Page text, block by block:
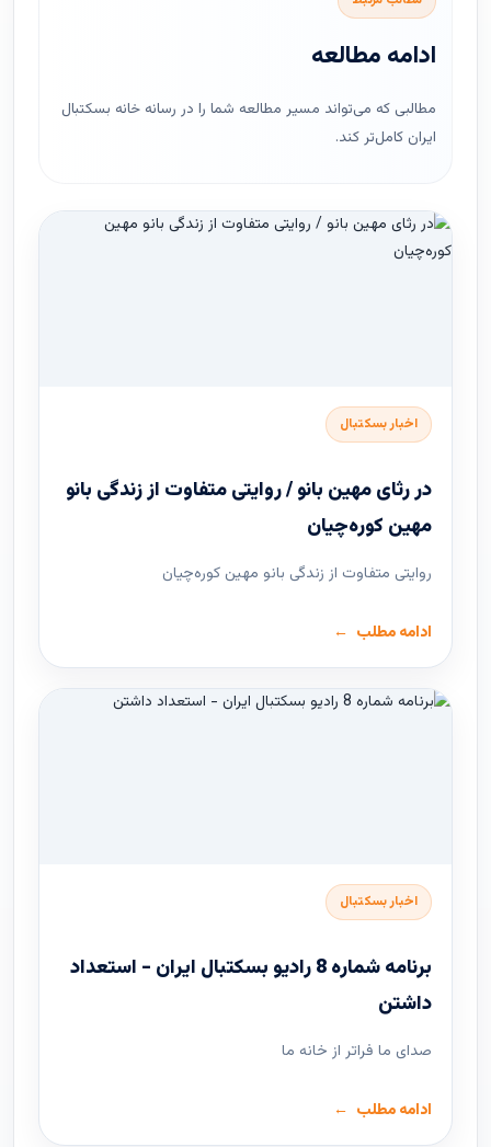
ادامه مطالعه
مطالبی که می‌تواند مسیر مطالعه شما را در رسانه خانه بسکتبال
ایران کامل‌تر کند.
اخبار بسکتبال
در رثای مهین بانو / روایتی متفاوت از زندگی بانو
مهین کوره‌چیان
روایتی متفاوت از زندگی بانو مهین کوره‌چیان
ادامه مطلب
اخبار بسکتبال
برنامه شماره 8 رادیو بسکتبال ایران - استعداد
داشتن
صدای ما فراتر از خانه ما
ادامه مطلب